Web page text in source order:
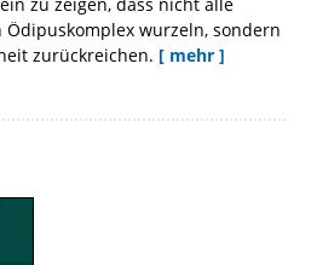
zu zeigen, dass nicht alle
wurzeln, sondern
zurückreichen. [ mehr ]